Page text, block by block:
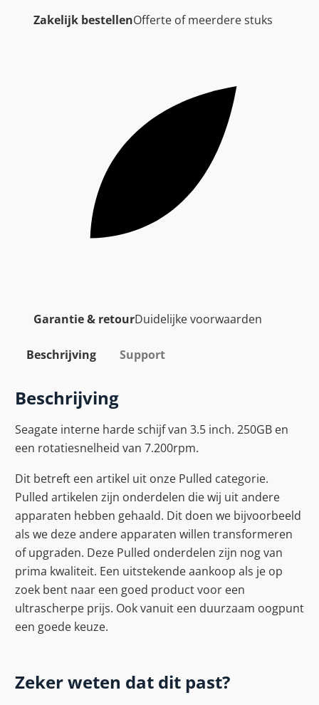
Zakelijk bestellenOfferte of meerdere stuks
Garantie & retourDuidelijke voorwaarden
Beschrijving Support
Beschrijving
Seagate interne harde schijf van 3.5 inch. 250GB en
een rotatiesnelheid van 7.200rpm.
Dit betreft een artikel uit onze Pulled categorie.
Pulled artikelen zijn onderdelen die wij uit andere
apparaten hebben gehaald. Dit doen we bijvoorbeeld
als we deze andere apparaten willen transformeren
of upgraden. Deze Pulled onderdelen zijn nog van
prima kwaliteit. Een uitstekende aankoop als je op
zoek bent naar een goed product voor een
ultrascherpe prijs. Ook vanuit een duurzaam oogpunt
een goede keuze.
Zeker weten dat dit past?